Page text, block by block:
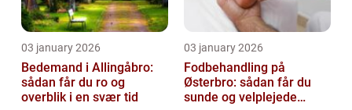
03 january 2026
Bedemand i Allingåbro:
sådan får du ro og
overblik i en svær tid
03 january 2026
Fodbehandling på
Østerbro: sådan får du
sunde og velplejede